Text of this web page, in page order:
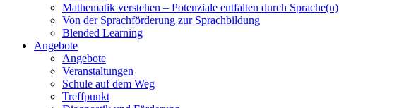
Mathematik verstehen – Potenziale entfalten durch Sprache(n)
Von der Sprachförderung zur Sprachbildung
Blended Learning
Angebote
Angebote
Veranstaltungen
Schule auf dem Weg
Treffpunkt